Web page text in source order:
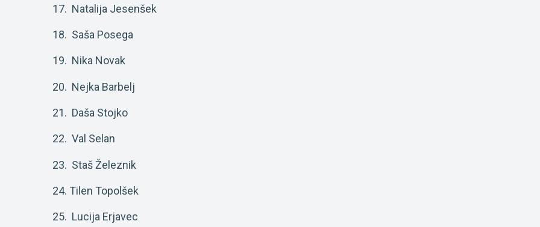
17. Natalija Jesenšek
18. Saša Posega
19. Nika Novak
20. Nejka Barbelj
21. Daša Stojko
22. Val Selan
23. Staš Železnik
24. Tilen Topolšek
25. Lucija Erjavec